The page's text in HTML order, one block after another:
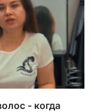
- когда